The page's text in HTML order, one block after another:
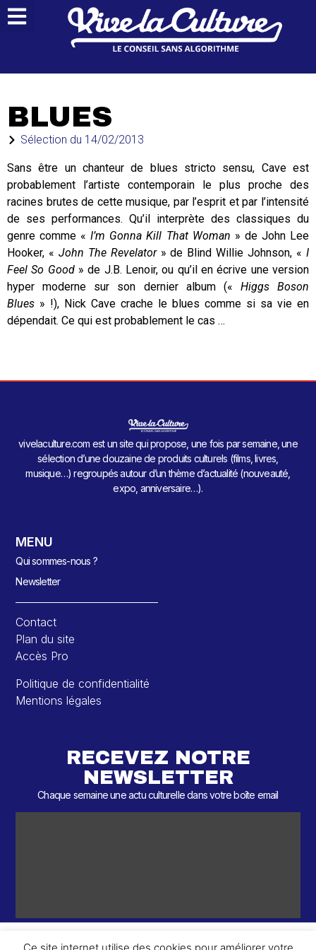
BLUES
Sélection du 14/02/2013
Sans être un chanteur de blues stricto sensu, Cave est
probablement l’artiste contemporain le plus proche des
racines brutes de cette musique, par l’esprit et par l’intensité
de ses performances. Qu’il interprète des classiques du
genre comme «I’m Gonna Kill That Woman » de John Lee
Hooker, « John The Revelator» de Blind Willie Johnson, «I
Feel So Good» de J.B. Lenoir, ou qu’il en écrive une version
hyper moderne sur son dernier album (« Higgs Boson
Blues » !), Nick Cave crache le blues comme si sa vie en
dépendait. Ce qui est probablement le cas …
vivelaculture.com est un site qui propose, une fois par semaine, une
sélection d’une douzaine de produits culturels (films, livres,
musique…) regroupés autour d’un thème d’actualité (nouveauté,
expo, anniversaire…).
MENU
Qui sommes-nous ?
Newsletter
Contact
Plan du site
Accès Pro
Politique de confidentialité
Mentions légales
RECEVEZ NOTRE
NEWSLETTER
Chaque semaine une actu culturelle dans votre boîte email